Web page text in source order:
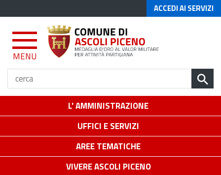
ACCEDI AI SERVIZI
MENU
L' AMMINISTRAZIONE
UFFICI E SERVIZI
AREE TEMATICHE
VIVERE ASCOLI PICENO